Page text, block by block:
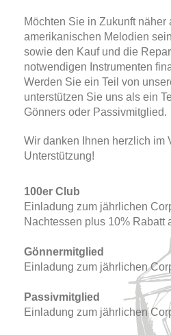
Möchten Sie in Zukunft näher
amerikanischen Melodien
sowie den Kauf und die
notwendigen Instrumenten
Werden Sie ein Teil von
unterstützen Sie uns als ein
Gönners oder Passivmitglied.
Wir danken Ihnen herzlich im
Unterstützung!
100er
Einladung zum jährlichen
Nachtessen plus 10% Rabatt
Einladung zum jährlichen
Einladung zum jährlichen